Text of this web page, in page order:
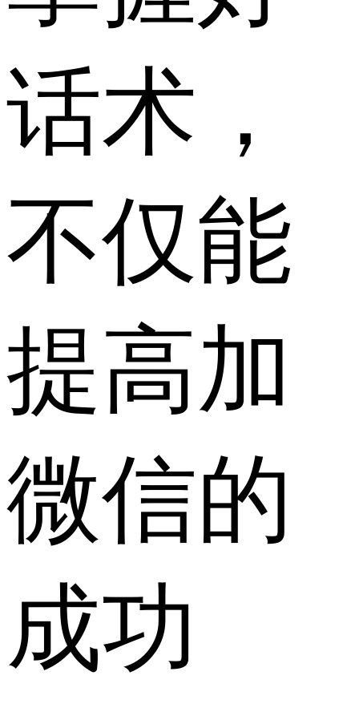
话术，
不仅能
提高加
微信的
成功